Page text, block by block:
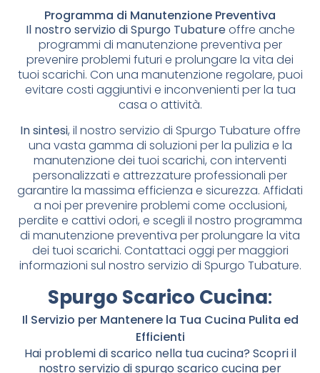
Programma di Manutenzione Preventiva
Il nostro servizio di Spurgo Tubatureoffre anche
programmi di manutenzione preventiva per
prevenire problemi futuri e prolungare la vita dei
tuoi scarichi. Con una manutenzione regolare, puoi
evitare costi aggiuntivi e inconvenienti per la tua
casa o attività.
In sintesi, il nostro servizio di Spurgo Tubature offre
una vasta gamma di soluzioni per la pulizia e la
manutenzione dei tuoi scarichi, con interventi
personalizzati e attrezzature professionali per
garantire la massima efficienza e sicurezza. Affidati
a noi per prevenire problemi come occlusioni,
perdite e cattivi odori, e scegli il nostro programma
di manutenzione preventiva per prolungare la vita
dei tuoi scarichi. Contattaci oggi per maggiori
informazioni sul nostro servizio di Spurgo Tubature.
Spurgo Scarico Cucina:
Il Servizio per Mantenere la Tua Cucina Pulita ed
Efficienti
Hai problemi di scarico nella tua cucina? Scopri il
nostro servizio di spurgo scarico cucina per